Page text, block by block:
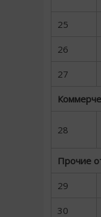
25
26
27
28
Прочие
29
30